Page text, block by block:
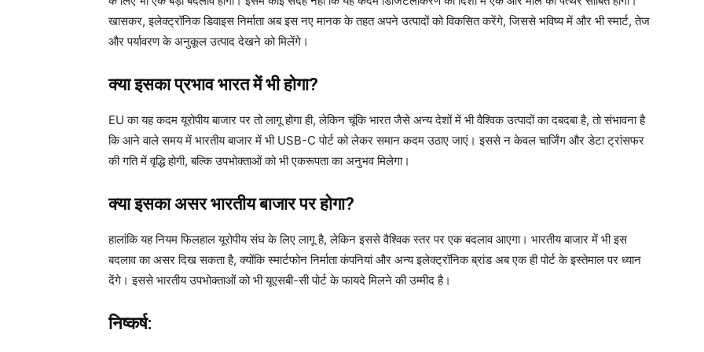
खासकर, इलेक्ट्रॉनिक डिवाइस निर्माता अब इस नए मानक के तहत अपने उत्पादों को विकसित करेंगे, जिससे भविष्य में और भी स्मार्ट, तेज
और पर्यावरण के अनुकूल उत्पाद देखने को मिलेंगे।
क्या इसका प्रभाव भारत में भी होगा?
EU का यह कदम यूरोपीय बाजार पर तो लागू होगा ही, लेकिन चूंकि भारत जैसे अन्य देशों में भी वैश्विक उत्पादों का दबदबा है, तो संभावना है
कि आने वाले समय में भारतीय बाजार में भी USB-C पोर्ट को लेकर समान कदम उठाए जाएं। इससे न केवल चार्जिंग और डेटा ट्रांसफर
की गति में वृद्धि होगी, बल्कि उपभोक्ताओं को भी एकरूपता का अनुभव मिलेगा।
क्या इसका असर भारतीय बाजार पर होगा?
हालांकि यह नियम फिलहाल यूरोपीय संघ के लिए लागू है, लेकिन इससे वैश्विक स्तर पर एक बदलाव आएगा। भारतीय बाजार में भी इस
बदलाव का असर दिख सकता है, क्योंकि स्मार्टफोन निर्माता कंपनियां और अन्य इलेक्ट्रॉनिक ब्रांड अब एक ही पोर्ट के इस्तेमाल पर ध्यान
देंगे। इससे भारतीय उपभोक्ताओं को भी यूएसबी-सी पोर्ट के फायदे मिलने की उम्मीद है।
निष्कर्ष: